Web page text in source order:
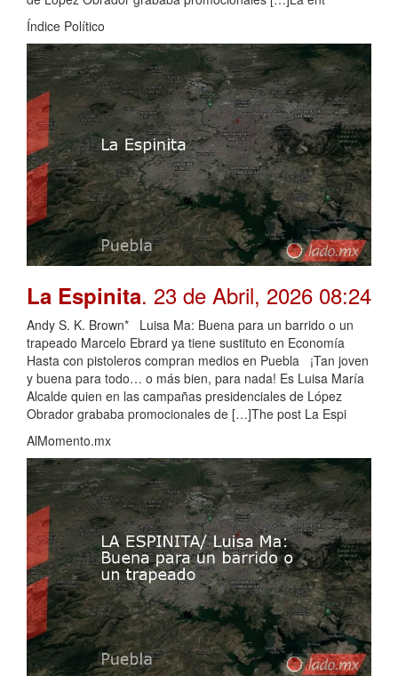
Índice Político
La Espinita. 23 de Abril, 2026 08:24
Andy S. K. Brown* Luisa Ma: Buena para un barrido o un
trapeado Marcelo Ebrard ya tiene sustituto en Economía
Hasta con pistoleros compran medios en Puebla ¡Tan joven
y buena para todo… o más bien, para nada! Es Luisa María
Alcalde quien en las campañas presidenciales de López
Obrador grababa promocionales de […]The post La Espi
AlMomento.mx